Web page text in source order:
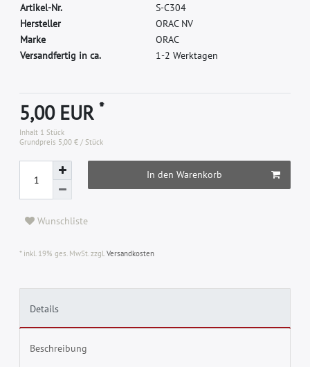
Artikel-Nr. S-C304
Hersteller ORAC NV
Marke ORAC
Versandfertig in ca.
1-2 Werktagen
5,00 EUR*
Inhalt 1Stück
Grundpreis 5,00 € / Stück
In den Warenkorb
Wunschliste
* inkl. 19% ges. MwSt. zzgl.Versandkosten
Details
Beschreibung